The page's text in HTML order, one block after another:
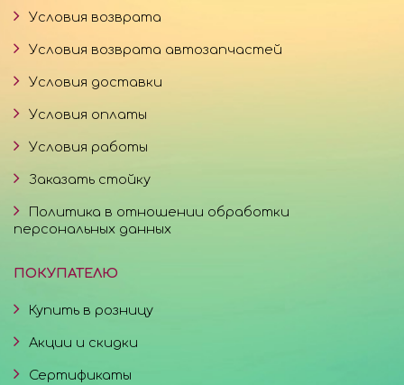
Условия возврата
Условия возврата автозапчастей
Условия доставки
Условия оплаты
Условия работы
Заказать стойку
Политика в отношении обработки
персональных данных
ПОКУПАТЕЛЮ
Купить в розницу
Акции и скидки
Сертификаты